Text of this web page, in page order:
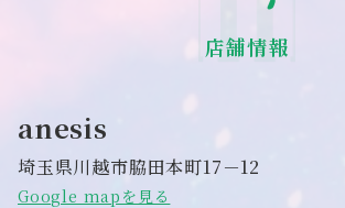
店舗情報
anesis
埼玉県川越市脇田本町17－12
Google mapを見る